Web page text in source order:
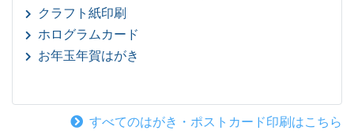
クラフト紙印刷
ホログラムカード
お年玉年賀はがき
すべてのはがき・ポストカード印刷はこちら